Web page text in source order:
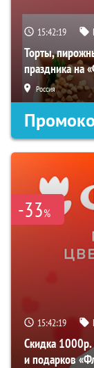
15:42:18
Торты,
праздника на
Россия
-33%
15:42:18
Скидка 1000р.
и подарков